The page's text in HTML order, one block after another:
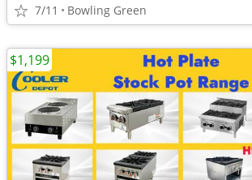
7/11 Bowling Green
$1,199